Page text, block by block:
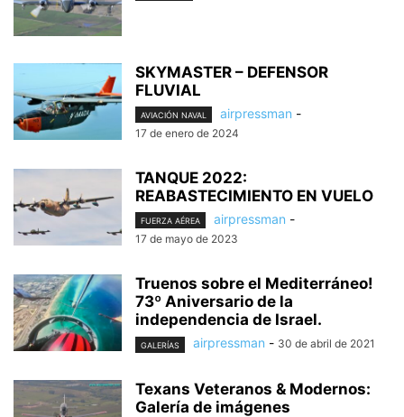
SKYMASTER – DEFENSOR
FLUVIAL
AVIACIÓN NAVAL airpressman -
17 de enero de 2024
TANQUE 2022:
REABASTECIMIENTO EN VUELO
FUERZA AÉREA airpressman -
17 de mayo de 2023
Truenos sobre el Mediterráneo!
73º Aniversario de la
independencia de Israel.
GALERÍAS airpressman - 30 de abril de 2021
Texans Veteranos & Modernos:
Galería de imágenes